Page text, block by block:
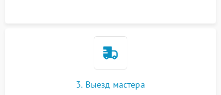
3. Выезд мастера